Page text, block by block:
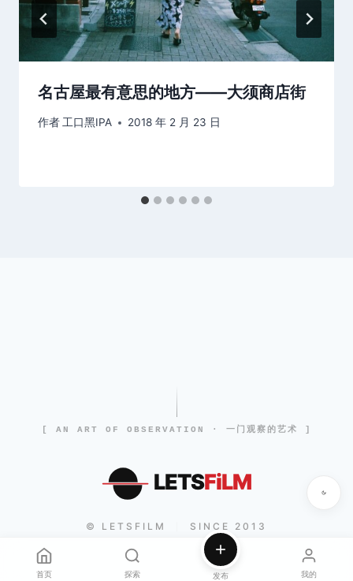
名古屋最有意思的地方——大须商店街
作者工口黑IPA 2018 年 2 月 23 日
[ AN ART OF OBSERVATION · 一门观察的艺术 ]
LETSFiLM
© LETSFILM SINCE 2013
首页 探索 发布 我的